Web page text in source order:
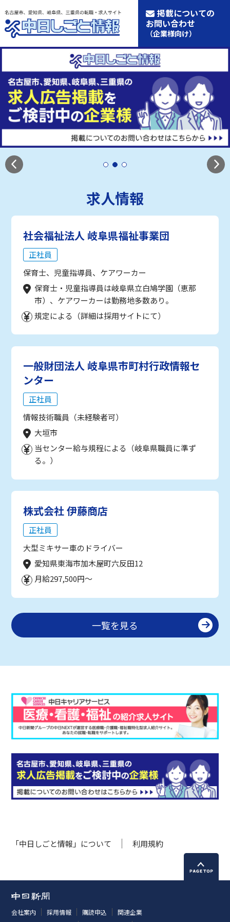
掲載についての
お問い合わせ
（企業様向け）
求人情報
社会福祉法人 岐阜県福祉事業団
正社員
保育士、児童指導員、ケアワーカー
保育士・児童指導員は岐阜県立白鳩学園（恵那
市）、ケアワーカーは勤務地多数あり。
規定による（詳細は採用サイトにて）
一般財団法人 岐阜県市町村行政情報セ
ンター
正社員
情報技術職員（未経験者可）
大垣市
当センター給与規程による（岐阜県職員に準ず
る。）
株式会社 伊藤商店
正社員
大型ミキサー車のドライバー
愛知県東海市加木屋町六反田12
月給297,500円～
一覧を見る
「中日しごと情報」について 利用規約
会社案内 採用情報 購読申込
関連企業